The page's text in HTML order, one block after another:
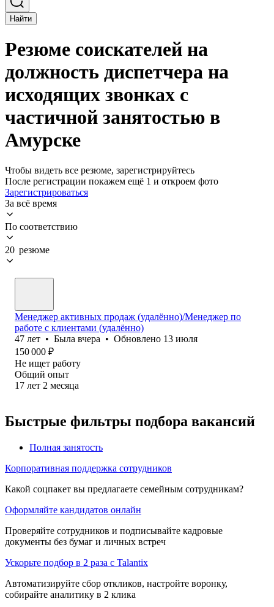
Найти
Резюме соискателей на
должность диспетчера на
исходящих звонках с
частичной занятостью в
Амурске
Чтобы видеть все резюме, зарегистрируйтесь
После регистрации покажем ещё 1 и откроем фото
Зарегистрироваться
За всё время
По соответствию
20 резюме
Менеджер активных продаж (удалённо)/Менеджер по
работе с клиентами (удалённо)
47 лет • Была вчера • Обновлено 13 июля
150 000 ₽
Не ищет работу
Общий опыт
17 лет 2 месяца
Быстрые фильтры подбора вакансий
Полная занятость
Корпоративная поддержка сотрудников
Какой соцпакет вы предлагаете семейным сотрудникам?
Оформляйте кандидатов онлайн
Проверяйте сотрудников и подписывайте кадровые
документы без бумаг и личных встреч
Ускорьте подбор в 2 раза с Talantix
Автоматизируйте сбор откликов, настройте воронку,
собирайте аналитику в 2 клика